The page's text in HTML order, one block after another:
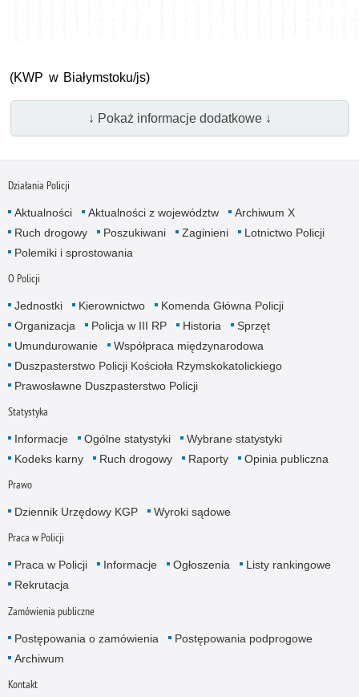
(KWP w Białymstoku/js)
↓ Pokaż informacje dodatkowe ↓
Działania Policji
Aktualności Aktualności z województw
Archiwum X
Ruch drogowy
Poszukiwani Zaginieni
Lotnictwo Policji
Polemiki i sprostowania
O Policji
Jednostki Kierownictwo
Komenda Główna Policji
Organizacja
Policja w III RP Historia
Sprzęt
Umundurowanie
Współpraca międzynarodowa
Duszpasterstwo Policji Kościoła Rzymskokatolickiego
Prawosławne Duszpasterstwo Policji
Statystyka
Informacje Ogólne statystyki
Wybrane statystyki
Kodeks karny
Ruch drogowy Raporty Opinia publiczna
Prawo
Dziennik Urzędowy KGP Wyroki sądowe
Praca w Policji
Praca w Policji Informacje Ogłoszenia
Listy rankingowe
Rekrutacja
Zamówienia publiczne
Postępowania o zamówienia
Postępowania podprogowe
Archiwum
Kontakt